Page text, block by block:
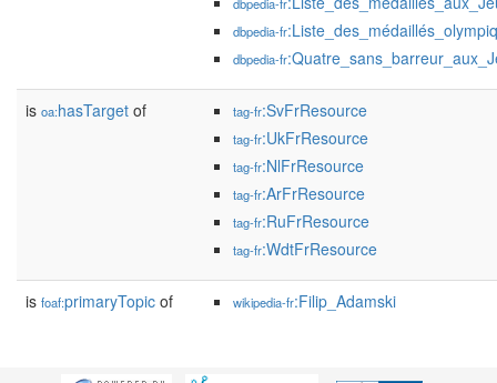
dbpedia-fr
dbpedia-fr
is oa:hasTarget of tag-fr:SvFrResource
tag-fr:UkFrResource
tag-fr:NlFrResource
tag-fr:ArFrResource
tag-fr:RuFrResource
tag-fr:WdtFrResource
is foaf:primaryTopic of wikipedia-fr:Filip_Adamski